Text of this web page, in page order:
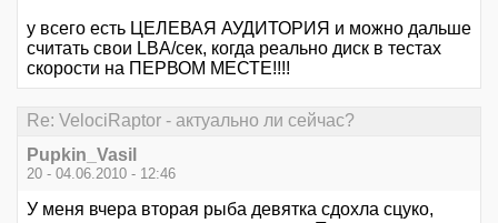
у всего есть ЦЕЛЕВАЯ АУДИТОРИЯ и можно дальше
считать свои LBA/сек, когда реально диск в тестах
скорости на ПЕРВОМ МЕСТЕ!!!!
Re: VelociRaptor - актуально ли сейчас?
Pupkin_Vasil
20 - 04.06.2010 - 12:46
У меня вчера вторая рыба девятка сдохла сцуко,